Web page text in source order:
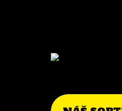
version